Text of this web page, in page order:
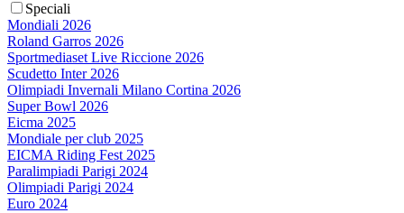
Speciali
Mondiali 2026
Roland Garros 2026
Sportmediaset Live Riccione 2026
Scudetto Inter 2026
Olimpiadi Invernali Milano Cortina 2026
Super Bowl 2026
Eicma 2025
Mondiale per club 2025
EICMA Riding Fest 2025
Paralimpiadi Parigi 2024
Olimpiadi Parigi 2024
Euro 2024